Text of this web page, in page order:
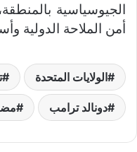
الجيوسياسية
أمن الملاحة الدولية
الولايات المتحدة
دونالد ترامب